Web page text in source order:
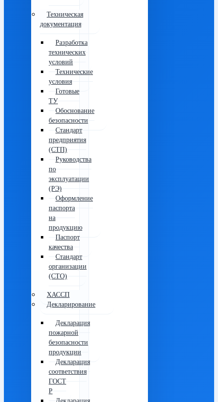
Техническая
документация
Разработка
технических
условий
Технические
условия
Готовые
ТУ
Обоснование
безопасности
Стандарт
предприятия
(СТП)
Руководства
по
эксплуатации
(РЭ)
Оформление
паспорта
на
продукцию
Паспорт
качества
Стандарт
организации
(СТО)
ХАССП
Декларирование
Декларация
пожарной
безопасности
продукции
Декларация
соответствия
ГОСТ
Р